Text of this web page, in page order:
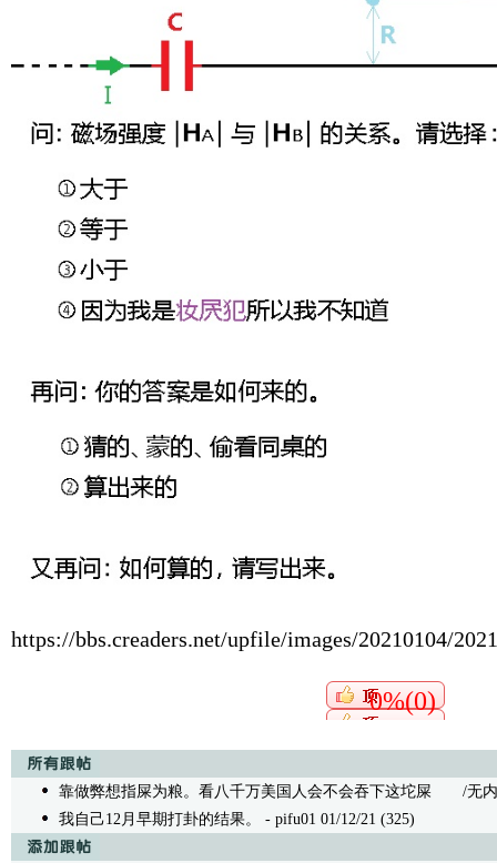
https://bbs.creaders.net/upfile/images/20210104/
0%(0)
靠做弊想指屎为粮。看八千万美国人会不会吞下这坨屎 /无内
我自己12月早期打卦的结果。
- pifu01 01/12/21 (325)